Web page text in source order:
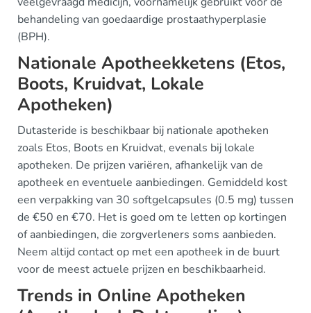
behandeling van goedaardige prostaathyperplasie
(BPH).
Nationale Apotheekketens (Etos,
Boots, Kruidvat, Lokale
Apotheken)
Dutasteride is beschikbaar bij nationale apotheken
zoals Etos, Boots en Kruidvat, evenals bij lokale
apotheken. De prijzen variëren, afhankelijk van de
apotheek en eventuele aanbiedingen. Gemiddeld kost
een verpakking van 30 softgelcapsules (0.5 mg) tussen
de €50 en €70. Het is goed om te letten op kortingen
of aanbiedingen, die zorgverleners soms aanbieden.
Neem altijd contact op met een apotheek in de buurt
voor de meest actuele prijzen en beschikbaarheid.
Trends in Online Apotheken